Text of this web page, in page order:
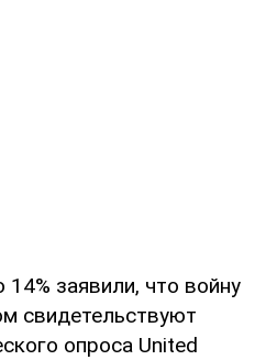
заявили, что войну
свидетельствуют
опроса United